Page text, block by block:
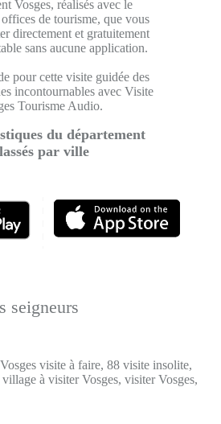
Vosges, réalisés avec le
de tourisme, que vous
directement et gratuitement
sans aucune application.
pour cette visite guidée des
incontournables avec Visite
Tourisme Audio.
du département
par ville
seigneurs
visite à faire, 88 visite insolite,
à visiter Vosges, visiter Vosges,